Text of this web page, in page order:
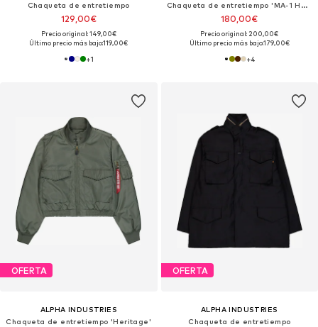
Chaqueta de entretiempo
129,00€
Precio original: 149,00€
Último precio más bajo:119,00€
+1
Chaqueta de entretiempo 'MA-1 Heritage'
180,00€
Precio original: 200,00€
Último precio más bajo:179,00€
+4
OFERTA
ALPHA INDUSTRIES
Chaqueta de entretiempo 'Heritage'
OFERTA
ALPHA INDUSTRIES
Chaqueta de entretiempo